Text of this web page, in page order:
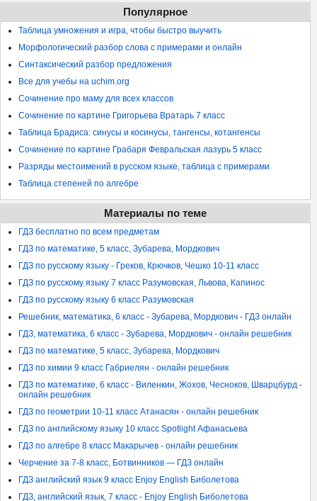
Популярное
Таблица умножения и игра, чтобы быстро выучить
Морфологический разбор слова с примерами и онлайн
Синтаксический разбор предложения
Все для учебы на uchim.org
Сочинение про маму для всех классов
Сочинение по картине Григорьева Вратарь 7 класс
Таблица Брадиса: синусы и косинусы, тангенсы, котангенсы
Сочинение по картине Грабаря Февральская лазурь 5 класс
Разряды местоимений в русском языке, таблица с примерами
Таблица степеней по алгебре
Материалы по теме
ГДЗ бесплатно по всем предметам
ГДЗ по математике, 5 класс, Зубарева, Мордкович
ГДЗ по русскому языку - Греков, Крючков, Чешко 10-11 класс
ГДЗ по русскому языку 7 класс Разумовская, Львова, Капинос
ГДЗ по русскому языку 6 класс Разумовская
Решебник, математика, 6 класс - Зубарева, Мордкович - ГДЗ онлайн
ГДЗ, математика, 6 класс - Зубарева, Мордкович - онлайн решебник
ГДЗ по математике, 5 класс, Зубарева, Мордкович
ГДЗ по химии 9 класс Габриелян - онлайн решебник
ГДЗ по математике, 6 класс - Виленкин, Жохов, Чесноков, Шварцбурд -
онлайн решебник
ГДЗ по геометрии 10-11 класс Атанасян - онлайн решебник
ГДЗ по английскому языку 10 класс Spotlight Афанасьева
ГДЗ по алгебре 8 класс Макарычев - онлайн решебник
Черчение за 7-8 класс, Ботвинников — ГДЗ онлайн
ГДЗ английский язык 9 класс Enjoy English Биболетова
ГДЗ, английский язык, 7 класс - Enjoy English Биболетова